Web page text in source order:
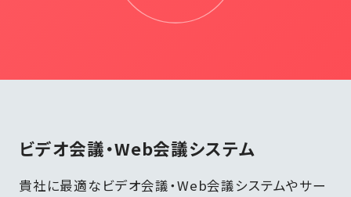
ビデオ会議・Web会議システム
貴社に最適なビデオ会議・Web会議システムやサー